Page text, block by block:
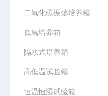
二氧化碳振荡培养箱
低氧培养箱
隔水式培养箱
高低温试验箱
恒温恒湿试验箱